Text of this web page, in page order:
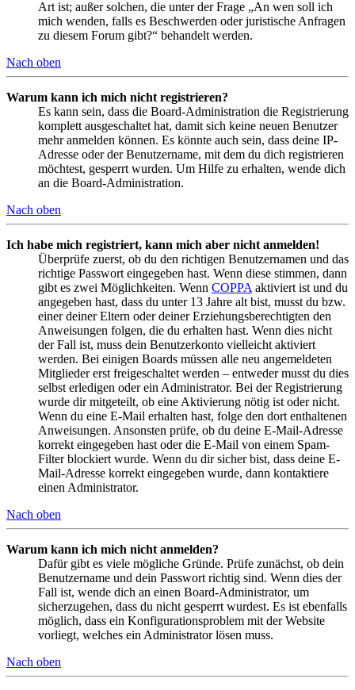
Art ist; außer solchen, die unter der Frage „An wen soll ich
mich wenden, falls es Beschwerden oder juristische Anfragen
zu diesem Forum gibt?“ behandelt werden.
Nach oben
Warum kann ich mich nicht registrieren?
Es kann sein, dass die Board-Administration die Registrierung
komplett ausgeschaltet hat, damit sich keine neuen Benutzer
mehr anmelden können. Es könnte auch sein, dass deine IP-
Adresse oder der Benutzername, mit dem du dich registrieren
möchtest, gesperrt wurden. Um Hilfe zu erhalten, wende dich
an die Board-Administration.
Nach oben
Ich habe mich registriert, kann mich aber nicht anmelden!
Überprüfe zuerst, ob du den richtigen Benutzernamen und das
richtige Passwort eingegeben hast. Wenn diese stimmen, dann
gibt es zwei Möglichkeiten. Wenn COPPA aktiviert ist und du
angegeben hast, dass du unter 13 Jahre alt bist, musst du bzw.
einer deiner Eltern oder deiner Erziehungsberechtigten den
Anweisungen folgen, die du erhalten hast. Wenn dies nicht
der Fall ist, muss dein Benutzerkonto vielleicht aktiviert
werden. Bei einigen Boards müssen alle neu angemeldeten
Mitglieder erst freigeschaltet werden – entweder musst du dies
selbst erledigen oder ein Administrator. Bei der Registrierung
wurde dir mitgeteilt, ob eine Aktivierung nötig ist oder nicht.
Wenn du eine E-Mail erhalten hast, folge den dort enthaltenen
Anweisungen. Ansonsten prüfe, ob du deine E-Mail-Adresse
korrekt eingegeben hast oder die E-Mail von einem Spam-
Filter blockiert wurde. Wenn du dir sicher bist, dass deine E-
Mail-Adresse korrekt eingegeben wurde, dann kontaktiere
einen Administrator.
Nach oben
Warum kann ich mich nicht anmelden?
Dafür gibt es viele mögliche Gründe. Prüfe zunächst, ob dein
Benutzername und dein Passwort richtig sind. Wenn dies der
Fall ist, wende dich an einen Board-Administrator, um
sicherzugehen, dass du nicht gesperrt wurdest. Es ist ebenfalls
möglich, dass ein Konfigurationsproblem mit der Website
vorliegt, welches ein Administrator lösen muss.
Nach oben